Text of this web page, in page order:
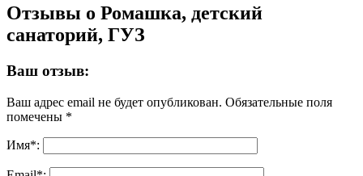
Отзывы о Ромашка, детский
санаторий, ГУЗ
Ваш отзыв:
Ваш адрес email не будет опубликован. Обязательные поля
помечены *
Имя*: